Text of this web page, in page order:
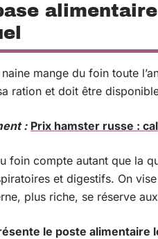
mange du foin toute
ration et doit être
: Prix hamster russe :
foin compte autant que la
et digestifs. On
plus riche, se réserve
le poste alimentaire